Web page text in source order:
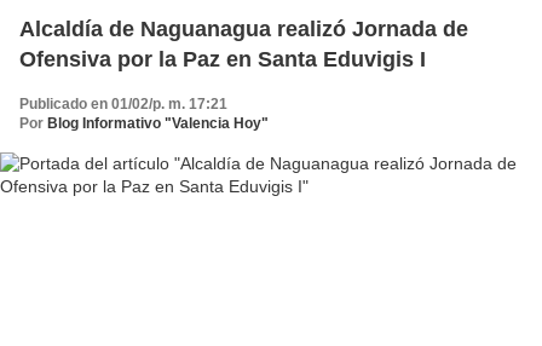
Alcaldía de Naguanagua realizó Jornada de
Ofensiva por la Paz en Santa Eduvigis I
Publicado en 01/02/p. m. 17:21
Por Blog Informativo "Valencia Hoy"